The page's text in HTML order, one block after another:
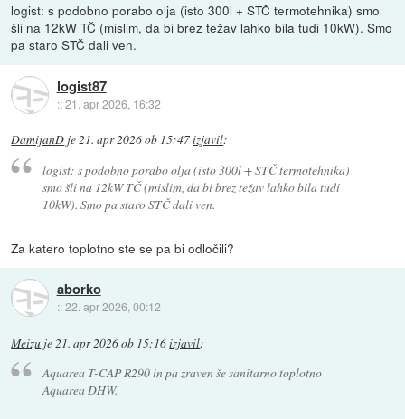
logist: s podobno porabo olja (isto 300l + STČ termotehnika) smo
šli na 12kW TČ (mislim, da bi brez težav lahko bila tudi 10kW). Smo
pa staro STČ dali ven.
logist87
::21. apr 2026, 16:32
DamijanD je21. apr 2026 ob 15:47izjavil:
logist: s podobno porabo olja (isto 300l + STČ termotehnika)
smo šli na 12kW TČ (mislim, da bi brez težav lahko bila tudi
10kW). Smo pa staro STČ dali ven.
Za katero toplotno ste se pa bi odločili?
aborko
::22. apr 2026, 00:12
Meizu je21. apr 2026 ob 15:16izjavil:
Aquarea T-CAP R290 in pa zraven še sanitarno toplotno
Aquarea DHW.